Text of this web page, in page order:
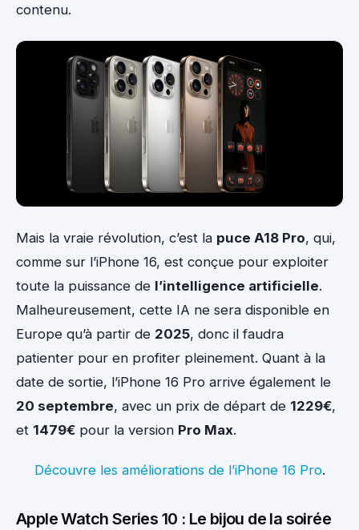
contenu.
Mais la vraie révolution, c’est la puce A18 Pro, qui,
comme sur l’iPhone 16, est conçue pour exploiter
toute la puissance de l’intelligence artificielle.
Malheureusement, cette IA ne sera disponible en
Europe qu’à partir de 2025, donc il faudra
patienter pour en profiter pleinement. Quant à la
date de sortie, l’iPhone 16 Pro arrive également le
20 septembre, avec un prix de départ de 1229€,
et 1479€ pour la version Pro Max.
Découvre les améliorations de l’iPhone 16 Pro.
Apple Watch Series 10 : Le bijou de la soirée